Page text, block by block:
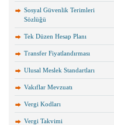
Sosyal Güvenlik Terimleri
Sözlüğü
Tek Düzen Hesap Planı
Transfer Fiyatlandırması
Ulusal Meslek Standartları
Vakıflar Mevzuatı
Vergi Kodları
Vergi Takvimi